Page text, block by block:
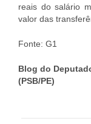
reais do salário
valor das
Fonte: G1
Blog do
(PSB/PE)